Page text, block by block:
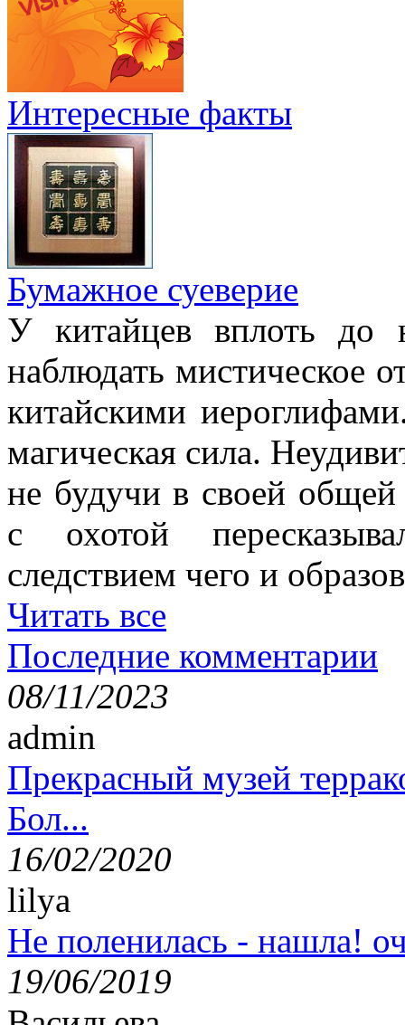
Интересные факты
Бумажное суеверие
У китайцев вплоть до
наблюдать мистическое
китайскими
магическая сила.
не будучи в своей
с охотой
следствием чего и
Читать все
Последние комментарии
08/11/2023
admin
Прекрасный музей
Бол...
16/02/2020
lilya
Не поленилась - нашла!
19/06/2019